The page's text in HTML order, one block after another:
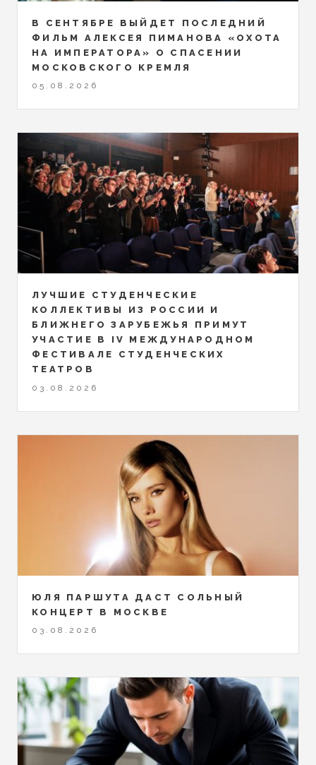
В СЕНТЯБРЕ ВЫЙДЕТ ПОСЛЕДНИЙ
ФИЛЬМ АЛЕКСЕЯ ПИМАНОВА «ОХОТА
НА ИМПЕРАТОРА» О СПАСЕНИИ
МОСКОВСКОГО КРЕМЛЯ
05.08.2026
ЛУЧШИЕ СТУДЕНЧЕСКИЕ
КОЛЛЕКТИВЫ ИЗ РОССИИ И
БЛИЖНЕГО ЗАРУБЕЖЬЯ ПРИМУТ
УЧАСТИЕ В IV МЕЖДУНАРОДНОМ
ФЕСТИВАЛЕ СТУДЕНЧЕСКИХ
ТЕАТРОВ
03.08.2026
ЮЛЯ ПАРШУТА ДАСТ СОЛЬНЫЙ
КОНЦЕРТ В МОСКВЕ
03.08.2026